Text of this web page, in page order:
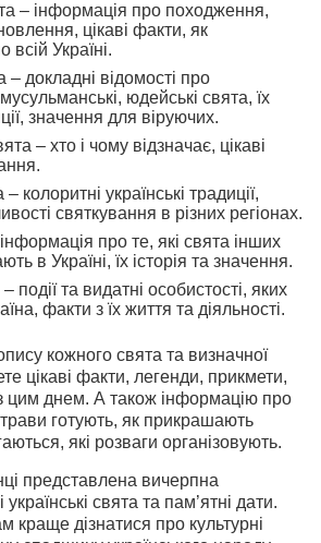
– інформація про походження,
цікаві факти, як
всій Україні.
– докладні відомості про
юдейські свята, їх
значення для віруючих.
– хто і чому відзначає, цікаві
колоритні українські традиції,
святкування в різних регіонах.
про те, які свята інших
в Україні, їх історія та значення.
події та видатні особистості, яких
факти з їх життя та діяльності.
кожного свята та визначної
цікаві факти, легенди, прикмети,
з цим днем. А також інформацію про
готують, як прикрашають
які розваги організовують.
представлена вичерпна
свята та пам’ятні дати.
дізнатися про культурні